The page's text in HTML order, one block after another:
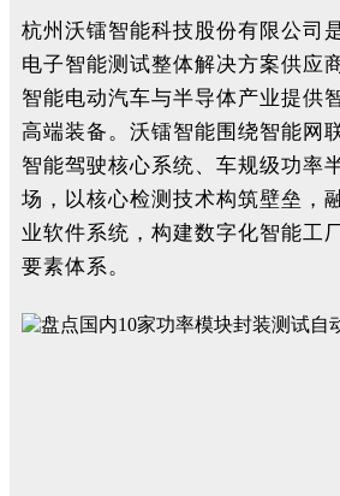
杭州沃镭智能科技股份有限公司
电子智能测试整体解决方案供应
智能电动汽车与半导体产业提供
高端装备。沃镭智能围绕智能网
智能驾驶核心系统、车规级功率
场，以核心检测技术构筑壁垒，
业软件系统，构建数字化智能工
要素体系。